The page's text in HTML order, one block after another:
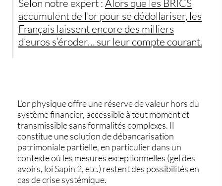
Selon notre expert :Alors que les BRICS
accumulent de l’or pour se dédollariser, les
Français laissent encore des milliers
d’euros s’éroder… sur leur compte courant.
L’or physiqueoffre une réserve de valeurhors du
système financier, accessible à tout moment et
transmissible sans formalités complexes. Il
constitue une solution dedébancarisation
patrimoniale partielle, en particulier dans un
contexte où les mesures exceptionnelles (gel des
avoirs, loi Sapin 2, etc.) restent des possibilités en
cas de crise systémique.